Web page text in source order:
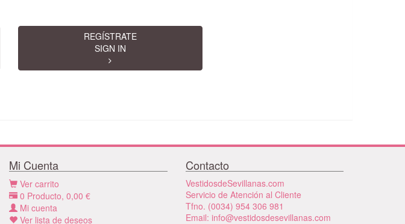
REGÍSTRATE
SIGN IN
Mi Cuenta
Ver carrito
0 Producto, 0,00 €
Mi cuenta
Ver lista de deseos
Contacto
VestidosdeSevillanas.com
Servicio de Atención al Cliente
Tfno. (0034) 954 306 981
Email: info@vestidosdesevillanas.com